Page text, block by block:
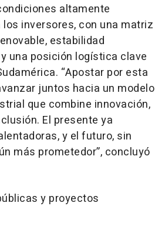
altamente
inversores, con una matriz
estabilidad
una posición logística clave
“Apostar por esta
juntos hacia un modelo
que combine innovación,
El presente ya
y el futuro, sin
más prometedor”, concluyó
y proyectos